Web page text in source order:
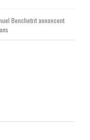
Benchetrit annoncent